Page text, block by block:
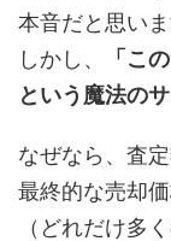
本音だと思いま
しかし、
「こ
という魔法の
なぜなら、査
最終的な売却
（どれだけ多